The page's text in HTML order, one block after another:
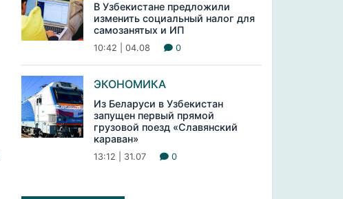
В Узбекистане предложили
изменить социальный налог для
самозанятых и ИП
10:42 | 04.08 0
ЭКОНОМИКА
Из Беларуси в Узбекистан
запущен первый прямой
грузовой поезд «Славянский
караван»
13:12 | 31.07 0